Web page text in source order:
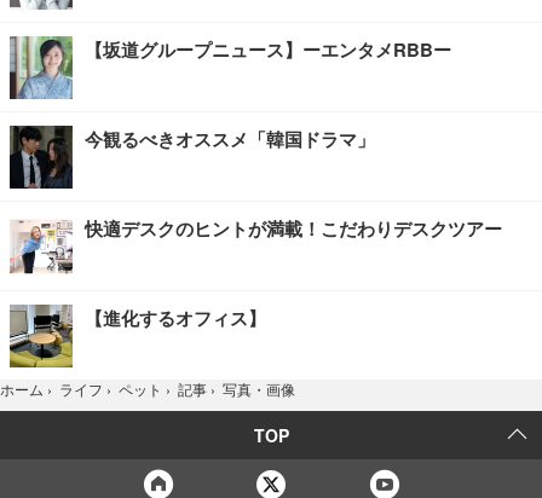
【坂道グループニュース】ーエンタメRBBー
今観るべきオススメ「韓国ドラマ」
快適デスクのヒントが満載！こだわりデスクツアー
【進化するオフィス】
ホーム › ライフ › ペット › 記事 › 写真・画像
TOP